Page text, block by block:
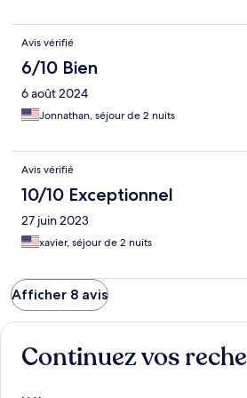
Avis vérifié
6/10 Bien
6 août 2024
Jonnathan, séjour de 2 nuits
Avis vérifié
10/10 Exceptionnel
27 juin 2023
xavier, séjour de 2 nuits
Afficher 8 avis
Continuez vos